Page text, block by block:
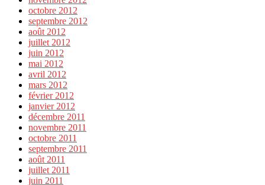
octobre 2012
septembre 2012
août 2012
juillet 2012
juin 2012
mai 2012
avril 2012
mars 2012
février 2012
janvier 2012
décembre 2011
novembre 2011
octobre 2011
septembre 2011
août 2011
juillet 2011
juin 2011